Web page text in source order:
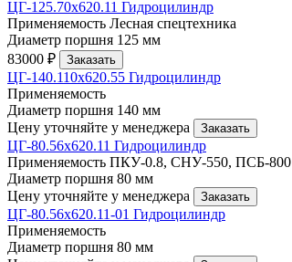
ЦГ-125.70х620.11 Гидроцилиндр
Применяемость Лесная спецтехника
Диаметр поршня 125 мм
83000 ₽
Заказать
ЦГ-140.110х620.55 Гидроцилиндр
Применяемость
Диаметр поршня 140 мм
Цену уточняйте у менеджера
Заказать
ЦГ-80.56х620.11 Гидроцилиндр
Применяемость ПКУ-0.8, СНУ-550, ПСБ-800
Диаметр поршня 80 мм
Цену уточняйте у менеджера
Заказать
ЦГ-80.56х620.11-01 Гидроцилиндр
Применяемость
Диаметр поршня 80 мм